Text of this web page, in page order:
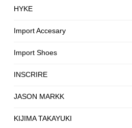
HYKE
Import Accesary
Import Shoes
INSCRIRE
JASON MARKK
KIJIMA TAKAYUKI